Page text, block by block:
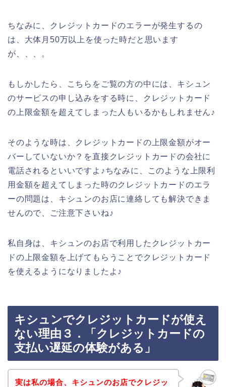
ちなみに、クレジットカードのエラーが発生するの
は、大体月50万以上を使った時だと思います
が、、、。
もしかしたら、こちらをご覧の方の中には、キシュン
のサービスの申し込みをする時に、クレジットカード
の上限金額を超えてしまった人もいるかもしれません♪
そのような時は、クレジットカードの上限金額がオー
バーしていないか？を直接クレジットカードの会社に
電話されるといいですよ♪ちなみに、このような上限利
用金額を超えてしまった時のクレジットカードのエラ
ーの問題は、キシュンのお店に連絡しても解決できま
せんので、ご注意下さいね♪
私自身は、キシュンのお店で利用したクレジットカー
ドの上限金額を上げてもらうことでクレジットカード
を使えるようになりましたよ♪
キシュンでクレジットカードが使え
ない理由３．「クレジットカードの
支払い遅延の体験がある」
実は私の場合、キシュンのお店でクレジッ